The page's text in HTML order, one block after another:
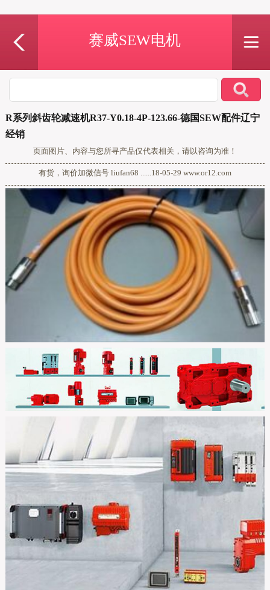
赛威SEW电机
R系列斜齿轮减速机R37-Y0.18-4P-123.66-德国SEW配件辽宁
经销
页面图片、内容与您所寻产品仅代表相关，请以咨询为准！
有货，询价加微信号 liufan68 ......18-05-29 www.or12.com